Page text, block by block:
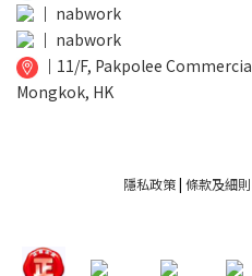
│ nabwork
│ nabwork
│ 11/F, Pakpolee
Mongkok, HK
隱私政策| 條款及細則